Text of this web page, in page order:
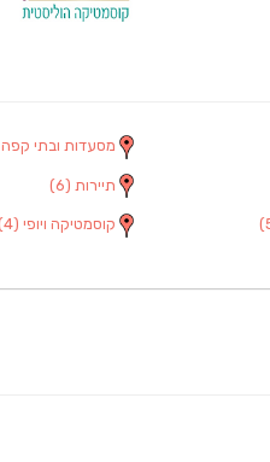
מסעדות ובתי קפה
תיירות (6)
קוסמטיקה ויופי (4)